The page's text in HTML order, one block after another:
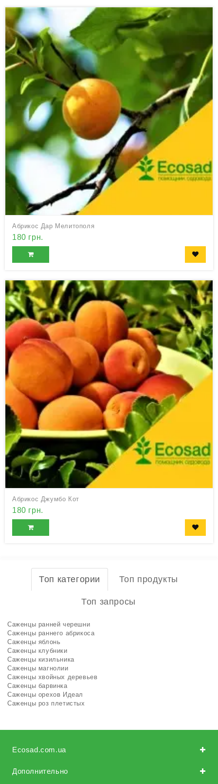
Абрикос Дар Мелитополя
180 грн.
Абрикос Джумбо Кот
180 грн.
Топ категории Топ продукты
Топ запросы
Саженцы ранней черешни
Саженцы раннего абрикоса
Саженцы яблонь
Саженцы клубники
Саженцы кизильника
Саженцы магнолии
Саженцы хвойных деревьев
Саженцы барвинка
Саженцы орехов Идеал
Саженцы роз плетистых
Ecosad.com.ua
Дополнительно